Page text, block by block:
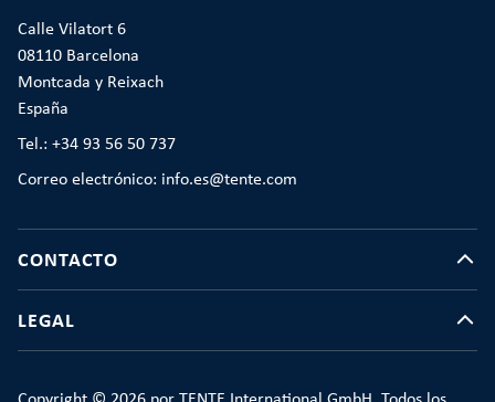
Calle Vilatort 6
08110 Barcelona
Montcada y Reixach
España
Tel.: +34 93 56 50 737
Correo electrónico: info.es@tente.com
CONTACTO
LEGAL